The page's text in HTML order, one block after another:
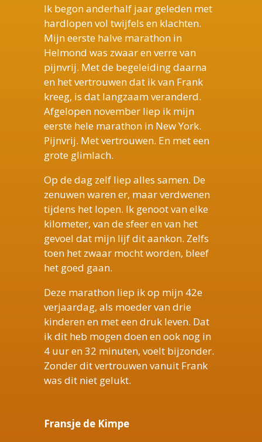
Ik begon anderhalf jaar geleden met
hardlopen vol twijfels en klachten.
Mijn eerste halve marathon in
Helmond was zwaar en verre van
pijnvrij. Met de begeleiding daarna
en het vertrouwen dat ik van Frank
kreeg, is dat langzaam veranderd.
Afgelopen november liep ik mijn
eerste hele marathon in New York.
Pijnvrij. Met vertrouwen. En met een
grote glimlach.
Op de dag zelf liep alles samen. De
zenuwen waren er, maar verdwenen
tijdens het lopen. Ik genoot van elke
kilometer, van de sfeer en van het
gevoel dat mijn lijf dit aankon. Zelfs
toen het zwaar mocht worden, bleef
het goed gaan.
Deze marathon liep ik op mijn 42e
verjaardag, als moeder van drie
kinderen en met een druk leven. Dat
ik dit heb mogen doen en ook nog in
4 uur en 32 minuten, voelt bijzonder.
Zonder dit vertrouwen vanuit Frank
was dit niet gelukt.
Fransje de Kimpe